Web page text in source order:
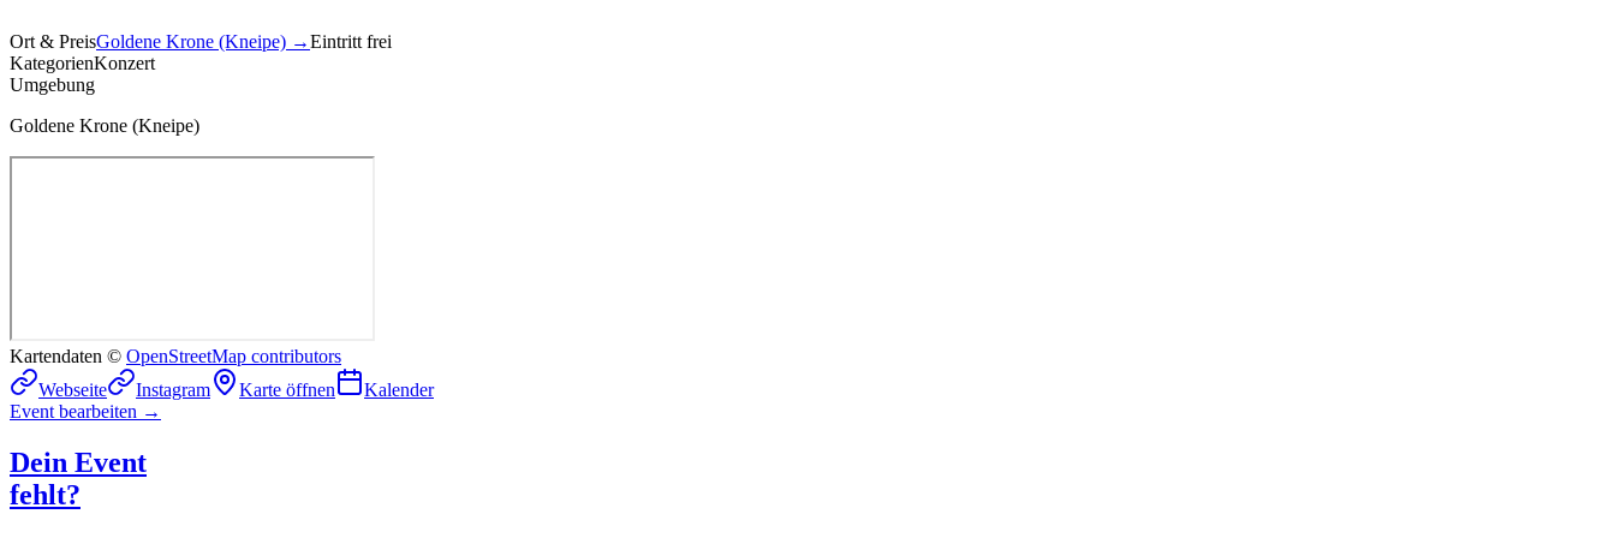
Ort & PreisGoldene Krone (Kneipe) →Eintritt frei
KategorienKonzert
Umgebung
Goldene Krone (Kneipe)
Kartendaten © OpenStreetMap contributors
Webseite
Instagram Karte öffnen
Kalender
Event bearbeiten →
Dein Event
fehlt?